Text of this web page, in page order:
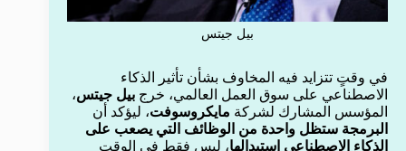
بيل جيتس
في وقتٍ تتزايد فيه المخاوف بشأن تأثير الذكاء
الاصطناعي على سوق العمل العالمي، خرج بيل جيتس،
المؤسس المشارك لشركة مايكروسوفت، ليؤكد أن
البرمجة ستظل واحدة من الوظائف التي يصعب على
الذكاء الاصطناعي استبدالها، ليس فقط في الوقت